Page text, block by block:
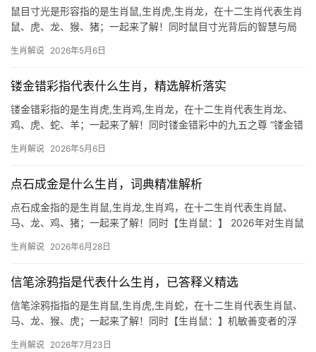
鼠目寸光是形容指的是生肖鼠,生肖虎,生肖龙，在十二生肖代表生肖
鼠、虎、龙、猴、猪；一起来了解！同时鼠目寸光背后的智慧与局
鼠，反而能窥见这一生肖的生存哲学。生肖鼠天性机敏，善于在有
生肖解说 2026年5月6日
镂金错彩指代表什么生肖，精选解析落实
镂金错彩指的是生肖虎,生肖鸡,生肖龙，在十二生肖代表生肖龙、
鸡、虎、蛇、羊；一起来了解！同时镂金错彩中的九五之尊 “镂金错
肖龙的联系最为紧密，龙自古象征权势与富贵，其鳞甲如金箔缀
生肖解说 2026年5月6日
点石成金是什么生肖，词典精准解析
点石成金指的是生肖鼠,生肖龙,生肖鸡，在十二生肖代表生肖鼠、
马、龙、鸡、猪；一起来了解！同时【生肖鼠：】 2026年对生肖鼠
队停滞或项目被抢，尤其下半年可能被领导责骂，职场边缘化风险
生肖解说 2026年6月28日
信笔涂鸦指是代表什么生肖，已答释义精选
信笔涂鸦指指的是生肖鼠,生肖虎,生肖蛇，在十二生肖代表生肖鼠、
马、龙、猴、虎；一起来了解！同时【生肖鼠：】机敏善变者的浮
生肖解说 2026年7月23日